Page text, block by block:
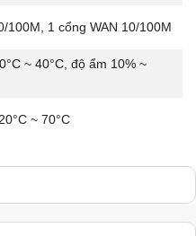
100M, 1 cổng WAN 10/100M
~ 40°C, độ ẩm 10% ~
~ 70°C